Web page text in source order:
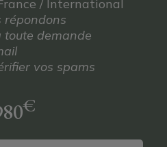
/ International
répondons
demande
vos spams
€